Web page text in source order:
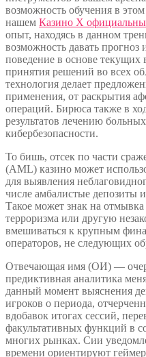
возможность обучения в
нашем Казино Х
опыт, находясь в данном
возможность давать
поведение в основе текущих
принятия решений во всех
технология делает
применения, от раскрытия
операций. Бирюса также в
результатов лечению
кибербезопасности.
То бишь, отсек по части
(AML) казино может
для выявления
числе амбалистые депозиты
Такое может знак на
терроризма или другую
вмешиваться к крупным
операторов, не следующих
Отвечающая имя (ОИ) —
предиктивная аналитика
данный момент выяснения
игроков о периода,
вдобавок итогах сессий,
факультативных функций в
многих рынках. Сии
времени ориентируют